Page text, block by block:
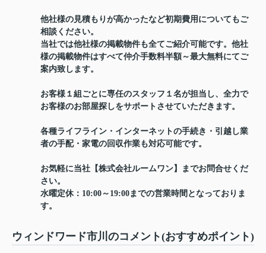
他社様の見積もりが高かったなど初期費用についてもご
相談ください。
当社では他社様の掲載物件も全てご紹介可能です。他社
様の掲載物件はすべて仲介手数料半額～最大無料にてご
案内致します。
お客様１組ごとに専任のスタッフ１名が担当し、全力で
お客様のお部屋探しをサポートさせていただきます。
各種ライフライン・インターネットの手続き・引越し業
者の手配・家電の回収作業も対応可能です。
お気軽に当社【株式会社ルームワン】までお問合せくだ
さい。
水曜定休：10:00～19:00までの営業時間となっておりま
す。
ウィンドワード市川のコメント(おすすめポイント)